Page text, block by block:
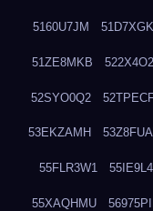
5160U7JM 51D7XGKL
51ZE8MKB
52SYO0Q2
53EKZAMH
55FLR3W1
55XAQHMU